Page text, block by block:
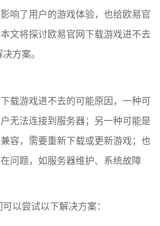
响了用户的游戏体验，也给欧易官
文将探讨欧易官网下载游戏进不去
方案。
载游戏进不去的可能原因，一种可
无法连接到服务器；另一种可能是
容，需要重新下载或更新游戏；也
问题，如服务器维护、系统故障
以尝试以下解决方案：